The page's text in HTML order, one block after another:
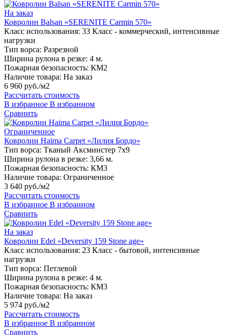
На заказ
Ковролин Balsan «SERENITE Carmin 570»
Класс использования: 33 Класс - коммерческий, интенсивные
нагрузки
Тип ворса: Разрезной
Ширина рулона в резке: 4 м.
Пожарная безопасность: КМ2
Наличие товара: На заказ
6 960 руб./м2
Рассчитать стоимость
В избранное В избранном
Сравнить
Ограниченное
Ковролин Haima Carpet «Лилия Бордо»
Тип ворса: Тканый Аксминстер 7х9
Ширина рулона в резке: 3,66 м.
Пожарная безопасность: КМ3
Наличие товара: Ограниченное
3 640 руб./м2
Рассчитать стоимость
В избранное В избранном
Сравнить
На заказ
Ковролин Edel «Deversity 159 Stone age»
Класс использования: 23 Класс - бытовой, интенсивные
нагрузки
Тип ворса: Петлевой
Ширина рулона в резке: 4 м.
Пожарная безопасность: КМ3
Наличие товара: На заказ
5 974 руб./м2
Рассчитать стоимость
В избранное В избранном
Сравнить